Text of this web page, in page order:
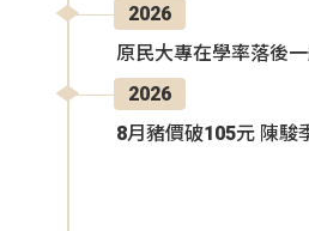
2026
原民大專在學率落後
2026
8月豬價破105元 陳駿